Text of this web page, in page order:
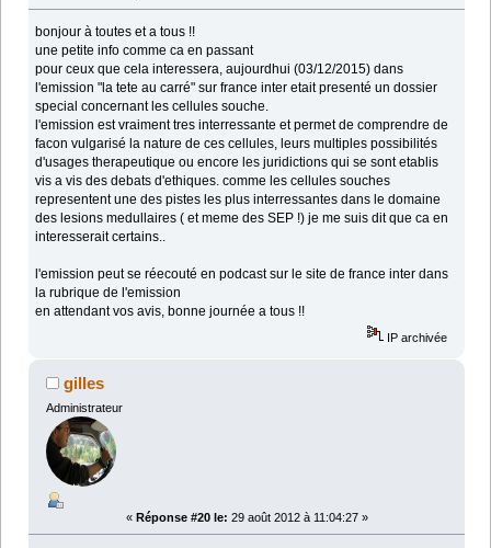
bonjour à toutes et a tous !!
une petite info comme ca en passant
pour ceux que cela interessera, aujourdhui (03/12/2015) dans
l'emission "la tete au carré" sur france inter etait presenté un dossier
special concernant les cellules souche.
l'emission est vraiment tres interressante et permet de comprendre de
facon vulgarisé la nature de ces cellules, leurs multiples possibilités
d'usages therapeutique ou encore les juridictions qui se sont etablis
vis a vis des debats d'ethiques. comme les cellules souches
representent une des pistes les plus interressantes dans le domaine
des lesions medullaires ( et meme des SEP !) je me suis dit que ca en
interesserait certains..
l'emission peut se réecouté en podcast sur le site de france inter dans
la rubrique de l'emission
en attendant vos avis, bonne journée a tous !!
IP archivée
gilles
Administrateur
« Réponse #20 le: 29 août 2012 à 11:04:27 »